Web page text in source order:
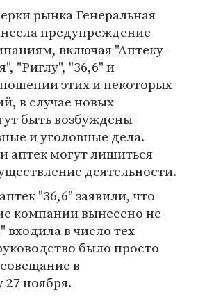
рынка Генеральная
предупреждение
включая "Аптеку-
"Риглу", "36,6" и
этих и некоторых
в случае новых
быть возбуждены
и уголовные дела.
аптек могут лишиться
деятельности.
"36,6" заявили, что
компании вынесено не
входила в число тех
было просто
в
27 ноября.